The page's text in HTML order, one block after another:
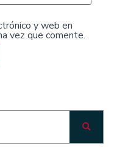
y web en
vez que comente.